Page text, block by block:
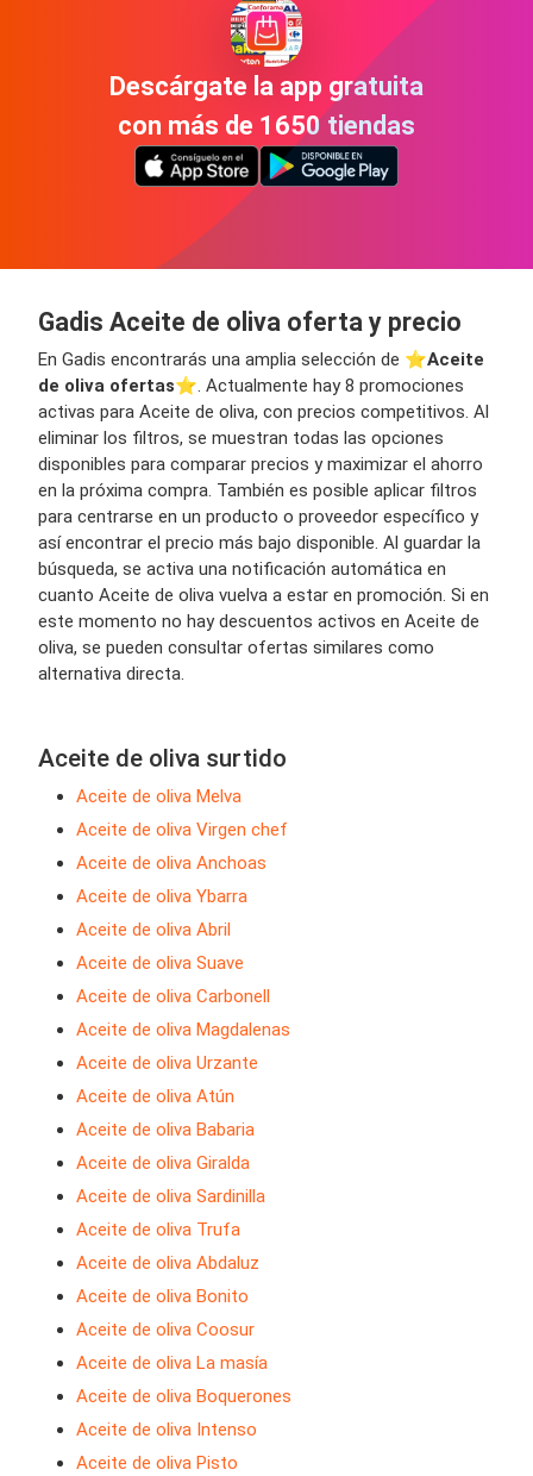
Descárgate la app gratuita
con más de 1650 tiendas
Gadis Aceite de oliva oferta y precio
En Gadis encontrarás una amplia selección de ⭐️Aceite
de oliva ofertas⭐️. Actualmente hay 8 promociones
activas para Aceite de oliva, con precios competitivos. Al
eliminar los filtros, se muestran todas las opciones
disponibles para comparar precios y maximizar el ahorro
en la próxima compra. También es posible aplicar filtros
para centrarse en un producto o proveedor específico y
así encontrar el precio más bajo disponible. Al guardar la
búsqueda, se activa una notificación automática en
cuanto Aceite de oliva vuelva a estar en promoción. Si en
este momento no hay descuentos activos en Aceite de
oliva, se pueden consultar ofertas similares como
alternativa directa.
Aceite de oliva surtido
Aceite de oliva Melva
Aceite de oliva Virgen chef
Aceite de oliva Anchoas
Aceite de oliva Ybarra
Aceite de oliva Abril
Aceite de oliva Suave
Aceite de oliva Carbonell
Aceite de oliva Magdalenas
Aceite de oliva Urzante
Aceite de oliva Atún
Aceite de oliva Babaria
Aceite de oliva Giralda
Aceite de oliva Sardinilla
Aceite de oliva Trufa
Aceite de oliva Abdaluz
Aceite de oliva Bonito
Aceite de oliva Coosur
Aceite de oliva La masía
Aceite de oliva Boquerones
Aceite de oliva Intenso
Aceite de oliva Pisto